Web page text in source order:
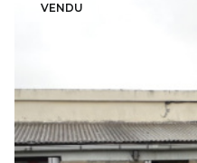
VENDU